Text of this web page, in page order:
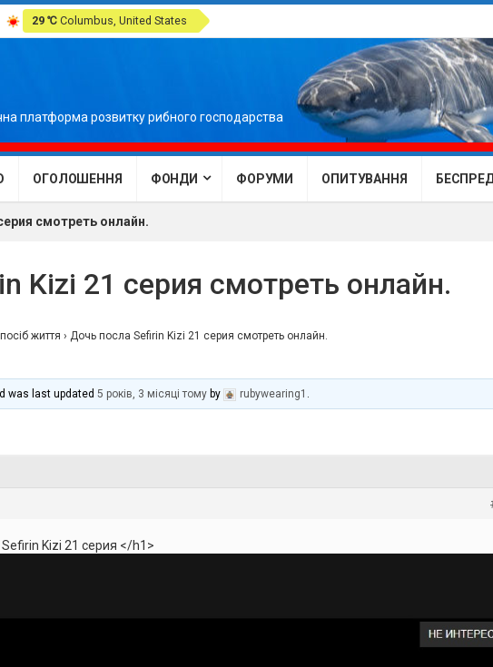
29 ℃ Columbus, United States
платформа розвитку рибного господарства
ОГОЛОШЕННЯ ФОНДИ ФОРУМИ ОПИТУВАННЯ
смотреть онлайн.
Kizi 21 серия смотреть онлайн.
життя › Дочь посла Sefirin Kizi 21 серия смотреть онлайн.
was last updated5 років, 3 місяці тому by rubywearing1 .
Kizi 21 серия </h1>